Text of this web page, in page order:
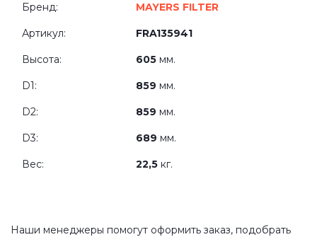
Бренд: MAYERS FILTER
Артикул: FRA135941
Высота: 605 мм.
D1: 859 мм.
D2: 859 мм.
D3: 689 мм.
Вес: 22,5 кг.
Наши менеджеры помогут оформить заказ, подобрать